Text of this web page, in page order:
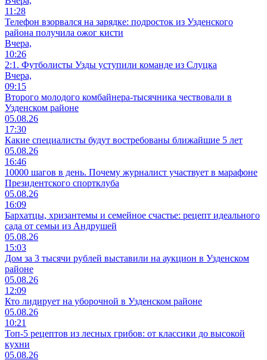
11:28
Телефон взорвался на зарядке: подросток из Узденского
района получила ожог кисти
Вчера,
10:26
2:1. Футболисты Узды уступили команде из Слуцка
Вчера,
09:15
Второго молодого комбайнера-тысячника чествовали в
Узденском районе
05.08.26
17:30
Какие специалисты будут востребованы ближайшие 5 лет
05.08.26
16:46
10000 шагов в день. Почему журналист участвует в марафоне
Президентского спортклуба
05.08.26
16:09
Бархатцы, хризантемы и семейное счастье: рецепт идеального
сада от семьи из Андрушей
05.08.26
15:03
Дом за 3 тысячи рублей выставили на аукцион в Узденском
районе
05.08.26
12:09
Кто лидирует на уборочной в Узденском районе
05.08.26
10:21
Топ-5 рецептов из лесных грибов: от классики до высокой
кухни
05.08.26